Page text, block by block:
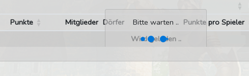
Bitte warten ..
Punkte Mitglieder Dörfer Punkte pro Spieler
Wird geladen ..